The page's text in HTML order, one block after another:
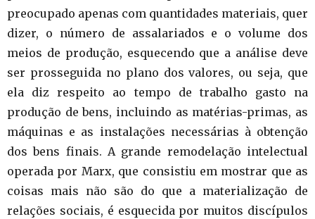
preocupado apenas com quantidades materiais, quer
dizer, o número de assalariados e o volume dos
meios de produção, esquecendo que a análise deve
ser prosseguida no plano dos valores, ou seja, que
ela diz respeito ao tempo de trabalho gasto na
produção de bens, incluindo as matérias-primas, as
máquinas e as instalações necessárias à obtenção
dos bens finais. A grande remodelação intelectual
operada por Marx, que consistiu em mostrar que as
coisas mais não são do que a materialização de
relações sociais, é esquecida por muitos discípulos